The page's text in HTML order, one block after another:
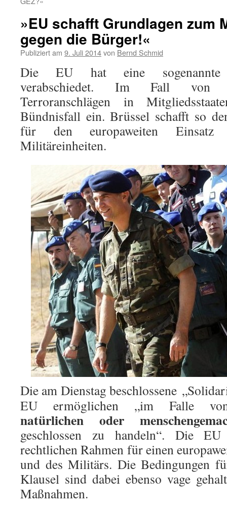
»EU schafft Grundlagen zum
gegen die Bürger!«
Publiziert am 9. Juli 2014von Bernd Schmid
Die EU hat eine sogenannte
verabschiedet. Im Fall von
Terroranschlägen in
Bündnisfall ein. Brüssel schafft so
für den europaweiten
Militäreinheiten.
Die am Dienstag beschlossene
EU ermöglichen „im Falle
natürlichen oder
geschlossen zu handeln“. Die
rechtlichen Rahmen für einen
und des Militärs. Die Bedingungen
Klausel sind dabei ebenso vage
Maßnahmen.